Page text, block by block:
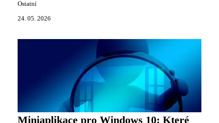
Ostatní
24. 05. 2026
Miniaplikace pro Windows 10: Které